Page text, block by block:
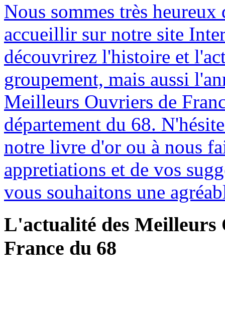
Nous sommes très heureux
accueillir sur notre site
découvrirez l'histoire et
groupement, mais aussi
Meilleurs Ouvriers de
département du 68.
notre livre d'or ou à nous
appretiations et de vos
vous souhaitons une
L'actualité des Meilleurs
France du 68